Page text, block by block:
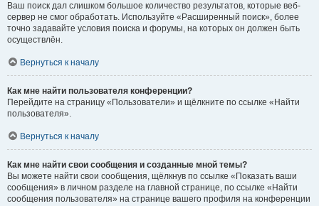
Ваш поиск дал слишком большое количество результатов, которые веб-
сервер не смог обработать. Используйте «Расширенный поиск», более
точно задавайте условия поиска и форумы, на которых он должен быть
осуществлён.
Вернуться к началу
Как мне найти пользователя конференции?
Перейдите на страницу «Пользователи» и щёлкните по ссылке «Найти
пользователя».
Вернуться к началу
Как мне найти свои сообщения и созданные мной темы?
Вы можете найти свои сообщения, щёлкнув по ссылке «Показать ваши
сообщения» в личном разделе на главной странице, по ссылке «Найти
сообщения пользователя» на странице вашего профиля на конференции